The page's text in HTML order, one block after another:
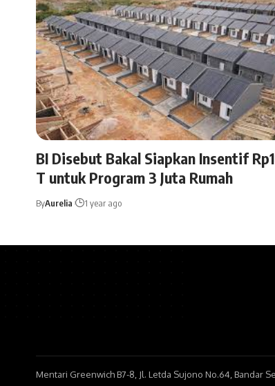
BI Disebut Bakal Siapkan Insentif
T untuk Program 3 Juta Rumah
ByAurelia 1 year ago
Mentari Greenwich B7-8, Jl. Letda Sujono No.64, Bandar